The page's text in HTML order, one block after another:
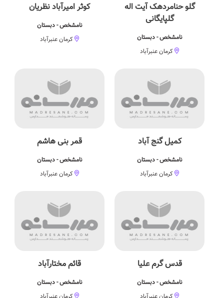
گلو حنامردهک آیت اله
گلپایگانی
نامشخص - دبستان
کرمان عنبرآباد
کوثر امیرآباد نظریان
نامشخص - دبستان
کرمان عنبرآباد
کمیل گنج آباد
نامشخص - دبستان
کرمان عنبرآباد
قمر بنی هاشم
نامشخص - دبستان
کرمان عنبرآباد
قدس گرم علیا
نامشخص - دبستان
قائم مختارآباد
نامشخص - دبستان